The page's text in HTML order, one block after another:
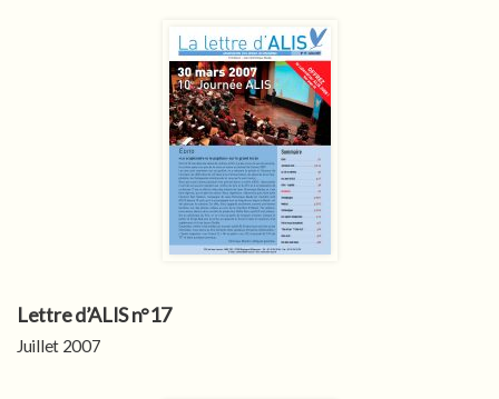
Lettre d’ALIS n°17
Juillet 2007